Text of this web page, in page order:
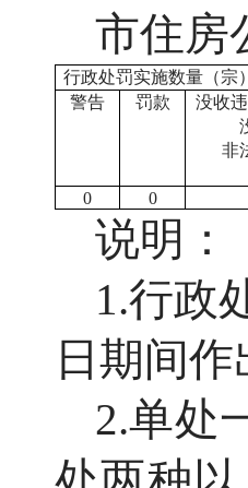
市住房
行政处罚实施数量（宗）
警告
罚款
没收违
非
0 0
说明：
1.行政
日期间
2.单处